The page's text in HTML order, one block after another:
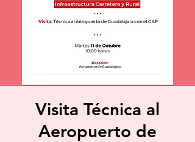
Visita Técnica al
Aeropuerto de